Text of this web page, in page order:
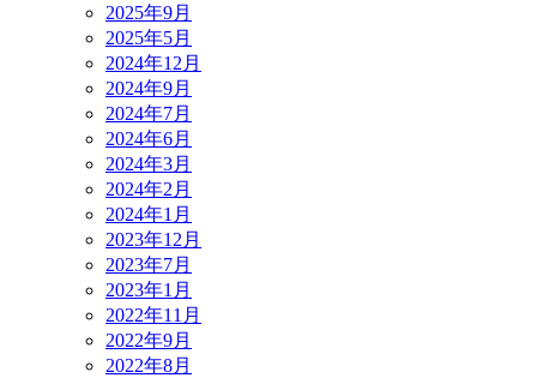
2025年9月
2025年5月
2024年12月
2024年9月
2024年7月
2024年6月
2024年3月
2024年2月
2024年1月
2023年12月
2023年7月
2023年1月
2022年11月
2022年9月
2022年8月